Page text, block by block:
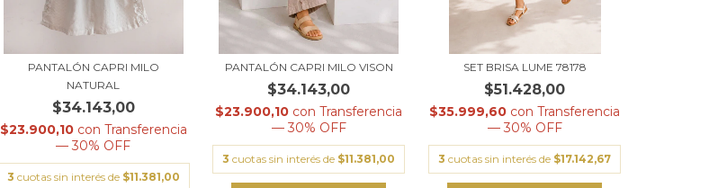
PANTALÓN CAPRI MILO
NATURAL
$34.143,00
$23.900,10 con Transferencia
— 30% OFF
3 cuotas sin interés de $11.381,00
PANTALÓN CAPRI MILO VISON
$34.143,00
$23.900,10 con Transferencia
— 30% OFF
3 cuotas sin interés de $11.381,00
SET BRISA LUME 78178
$51.428,00
$35.999,60 con Transferencia
— 30% OFF
3 cuotas sin interés de $17.142,67